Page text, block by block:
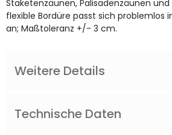
Staketenzäunen, Palisadenzäunen
flexible Bordüre passt sich problemlos
an; Maßtoleranz +/- 3 cm.
Weitere Details
Technische Daten